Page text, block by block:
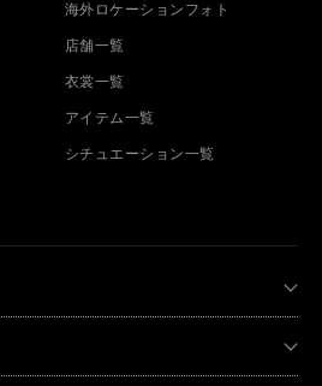
海外ロケーションフォト
店舗一覧
衣裳一覧
アイテム一覧
シチュエーション一覧